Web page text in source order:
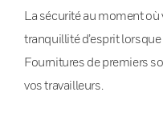
La sécurité au moment où
tranquillité d’esprit lorsque
Fournitures de premiers
vos travailleurs.